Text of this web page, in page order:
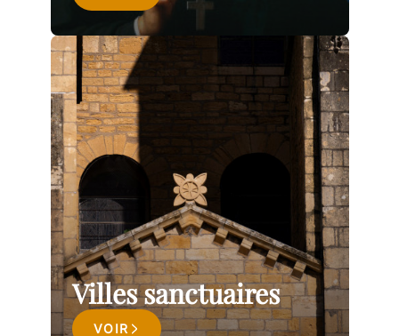
Villes sanctuaires
VOIR